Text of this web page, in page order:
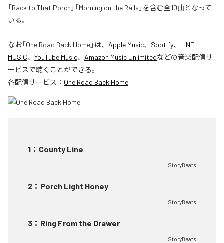
「Back to That Porch」「Morning on the Rails」を含む全10曲となって
いる。
なお「One Road Back Home」は、 Apple Music、 Spotify、 LINE
MUSIC、 YouTube Music、 Amazon Music Unlimitedなどの音楽配信サ
ービスで聴くことができる。
各配信サービス： One Road Back Home
1 ： County Line
StoryBeats
2 ： Porch Light Honey
StoryBeats
3 ： Ring From the Drawer
StoryBeats